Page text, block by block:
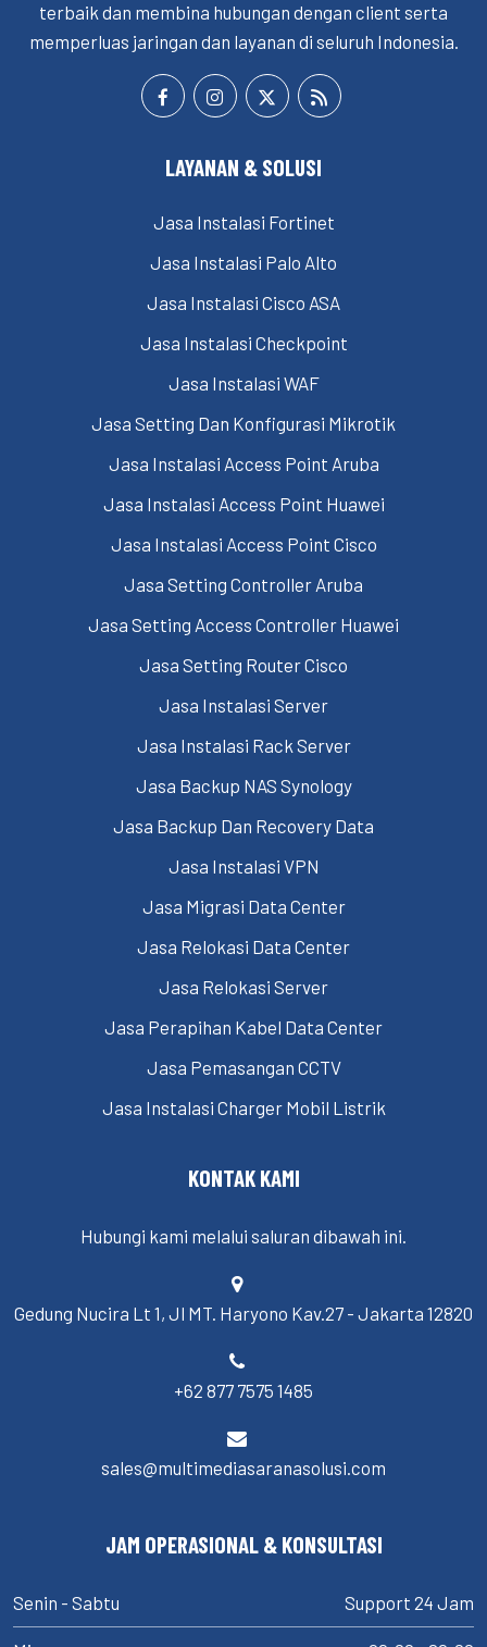
terbaik dan membina hubungan dengan client serta
memperluas jaringan dan layanan di seluruh Indonesia.
LAYANAN & SOLUSI
Jasa Instalasi Fortinet
Jasa Instalasi Palo Alto
Jasa Instalasi Cisco ASA
Jasa Instalasi Checkpoint
Jasa Instalasi WAF
Jasa Setting Dan Konfigurasi Mikrotik
Jasa Instalasi Access Point Aruba
Jasa Instalasi Access Point Huawei
Jasa Instalasi Access Point Cisco
Jasa Setting Controller Aruba
Jasa Setting Access Controller Huawei
Jasa Setting Router Cisco
Jasa Instalasi Server
Jasa Instalasi Rack Server
Jasa Backup NAS Synology
Jasa Backup Dan Recovery Data
Jasa Instalasi VPN
Jasa Migrasi Data Center
Jasa Relokasi Data Center
Jasa Relokasi Server
Jasa Perapihan Kabel Data Center
Jasa Pemasangan CCTV
Jasa Instalasi Charger Mobil Listrik
KONTAK KAMI
Hubungi kami melalui saluran dibawah ini.
Gedung Nucira Lt 1, Jl MT. Haryono Kav.27 - Jakarta 12820
+62 877 7575 1485
sales@multimediasaranasolusi.com
JAM OPERASIONAL & KONSULTASI
Senin - Sabtu Support 24 Jam